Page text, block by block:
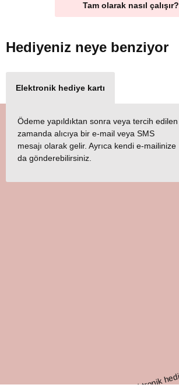
Tam olarak nasıl çalışır?
Hediyeniz neye benziyor
Elektronik hediye kartı
Ödeme yapıldıktan sonra veya tercih edilen
zamanda alıcıya bir e-mail veya SMS
mesajı olarak gelir. Ayrıca kendi e-mailinize
da gönderebilirsiniz.